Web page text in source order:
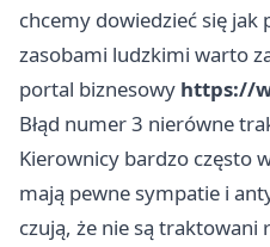
chcemy dowiedzieć się jak
zasobami ludzkimi warto
portal biznesowy https://
Błąd numer 3 nierówne
Kierownicy bardzo często
mają pewne sympatie i
czują, że nie są traktowani